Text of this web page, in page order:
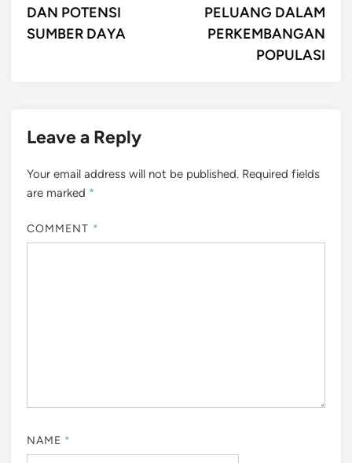
DAN POTENSI
SUMBER DAYA
PELUANG DALAM
PERKEMBANGAN
POPULASI
Leave a Reply
Your email address will not be published. Required fields
are marked *
COMMENT *
NAME *